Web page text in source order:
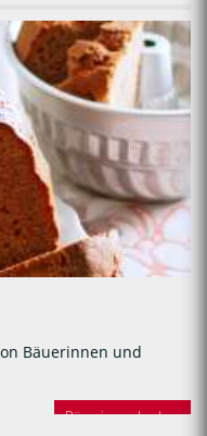
Bäuerinnen und
Bäuerinnen backen